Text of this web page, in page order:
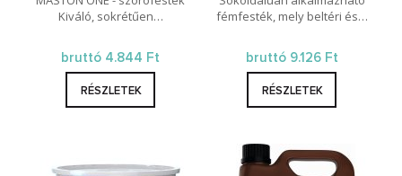
Kiváló, sokrétűen…
bruttó 4.844 Ft
RÉSZLETEK
fémfesték, mely beltéri és…
bruttó 9.126 Ft
RÉSZLETEK